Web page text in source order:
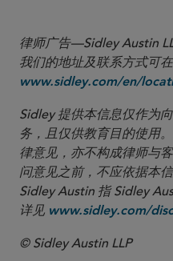
律师广告—Sidley Austin
我们的地址及联系方式可在
www.sidley.com/en/
Sidley 提供本信息仅作为
务，且仅供教育目的使用
律意见，亦不构成律师与
问意见之前，不应依据本
Sidley Austin 指 Sidley
详见 www.sidley.com/
© Sidley Austin LLP